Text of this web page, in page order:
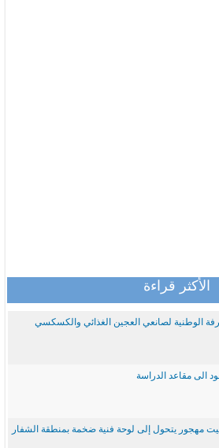
الأكثر قراءة
الوطنية لصانعي العجين الغذائي والكسكسي
الى مقاعد الدراسة
مهجور يتحول إلى لوحة فنية ضخمة بمنطقة الشفار